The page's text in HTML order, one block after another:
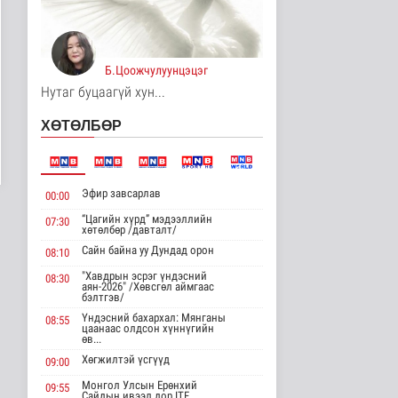
8 цаг 39 минутын өмнө
Хирошимад иргэд
Японы зэвсгийн
экспортын бодлогы..
Дэлхийд
8 цаг 51 минутын өмнө
Трамп Ирантай
шинэ гарц эрэлх..
Европ даяар хэт халалт
эрчимжиж байна
Дэлхийд
8 цаг 8 минутын өмнө
Голууд үертэй байна
Байгаль орчин
8 цаг 25 минутын өмнө
Б.Цоожчулуунцэцэг
Нутаг буцаагүй хун...
ХӨТӨЛБӨР
00:00 Эфир завсарлав
07:30
“Цагийн хүрд” мэдээллийн
хөтөлбөр /давталт/
08:10
Сайн байна уу Дундад орон
08:30
"Хавдрын эсрэг үндэсний
аян-2026" /Хөвсгөл аймгаас
бэлтгэв/
08:55
Үндэсний бахархал: Мянганы
цаанаас олдсон хүннүгийн
өв...
09:00
Хөгжилтэй үсгүүд
09:55
Монгол Улсын Ерөнхий